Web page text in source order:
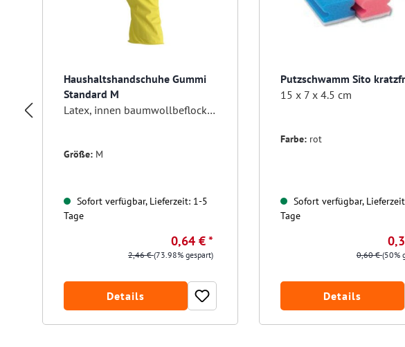
Haushaltshandschuhe Gummi
Standard M
Latex, innen baumwollbeflockt, gelb
Größe: M
Sofort verfügbar, Lieferzeit: 1-5
Tage
0,64 € *
2,46 €(73.98% gespart)
Details
Putzschwamm Sito
15 x 7 x 4.5 cm
Farbe: rot
Sofort verfügbar,
Tage
0,60 €(50%
Details